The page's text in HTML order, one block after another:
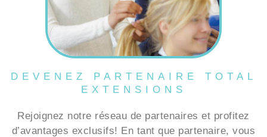
DEVENEZ PARTENAIRE TOTAL
EXTENSIONS
Rejoignez notre réseau de partenaires et profitez
d’avantages exclusifs! En tant que partenaire, vous